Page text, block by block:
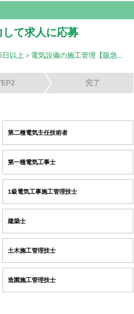
て求人に応募
以上＞電気設備の施工管理【阪急...
完了
第二種電気主任技術者
第一種電気工事士
1級電気工事施工管理技士
建築士
土木施工管理技士
造園施工管理技士